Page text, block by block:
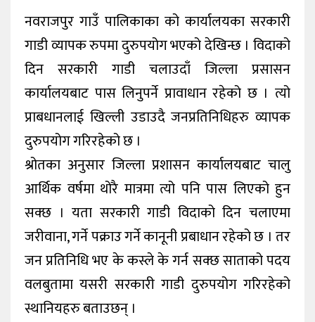
नवराजपुर गाउँ पालिकाका को कार्यालयका सरकारी
गाडी व्यापक रुपमा दुरुपयोग भएको देखिन्छ । विदाको
दिन सरकारी गाडी चलाउदाँ जिल्ला प्रसासन
कार्यालयबाट पास लिनुपर्ने प्रावाधान रहेको छ । त्यो
प्राबधानलाई खिल्ली उडाउदै जनप्रतिनिधिहरु व्यापक
दुरुपयोग गरिरहेको छ ।
श्रोतका अनुसार जिल्ला प्रशासन कार्यालयबाट चालु
आर्थिक वर्षमा थोरै मात्रमा त्यो पनि पास लिएको हुन
सक्छ । यता सरकारी गाडी विदाको दिन चलाएमा
जरीवाना, गर्ने पक्राउ गर्ने कानूनी प्रबाधान रहेको छ । तर
जन प्रतिनिधि भए के कस्ले के गर्न सक्छ साताको पदय
वलबुतामा यसरी सरकारी गाडी दुरुपयोग गरिरहेको
स्थानियहरु बताउछन् ।